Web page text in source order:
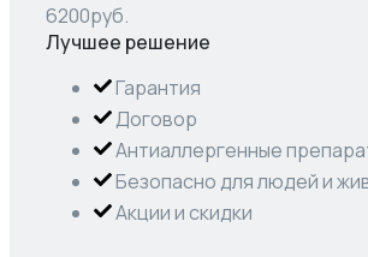
6200руб.
Лучшее решение
Гарантия
Договор
Антиаллергенные
Безопасно для людей и
Акции и скидки